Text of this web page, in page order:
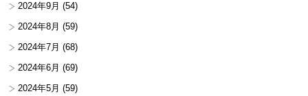
2024年9月 (54)
2024年8月 (59)
2024年7月 (68)
2024年6月 (69)
2024年5月 (59)